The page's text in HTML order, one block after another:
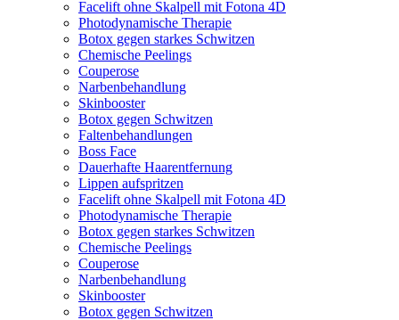
Facelift ohne Skalpell mit Fotona 4D
Photodynamische Therapie
Botox gegen starkes Schwitzen
Chemische Peelings
Couperose
Narbenbehandlung
Skinbooster
Botox gegen Schwitzen
Faltenbehandlungen
Boss Face
Dauerhafte Haarentfernung
Lippen aufspritzen
Facelift ohne Skalpell mit Fotona 4D
Photodynamische Therapie
Botox gegen starkes Schwitzen
Chemische Peelings
Couperose
Narbenbehandlung
Skinbooster
Botox gegen Schwitzen